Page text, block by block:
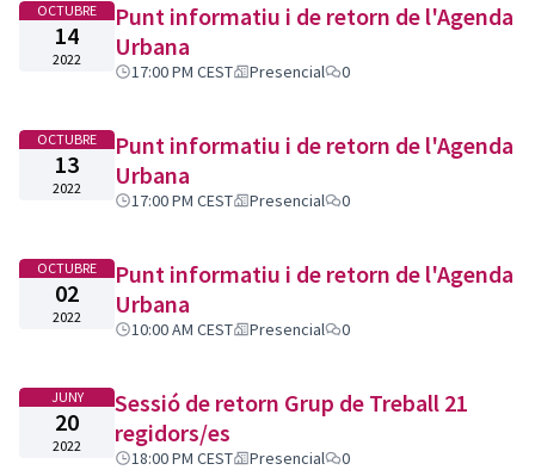
OCTUBRE
14
2022
Punt informatiu i de retorn de l'Agenda
Urbana
17:00 PM CEST Presencial 0
OCTUBRE
13
2022
Punt informatiu i de retorn de l'Agenda
Urbana
17:00 PM CEST Presencial 0
OCTUBRE
02
2022
Punt informatiu i de retorn de l'Agenda
Urbana
10:00 AM CEST Presencial 0
JUNY
20
2022
Sessió de retorn Grup de Treball 21
regidors/es
18:00 PM CEST Presencial 0